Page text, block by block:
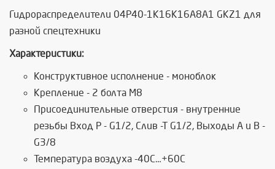
Гидрoраспределители 04Р40-1К16К16A8A1 GKZ1 для
разной спецтехники
Характеристики:
Конструктивное исполнение - моноблок
Крепление - 2 болта М8
Присоединительные отверстия - внутренние
резьбы Вход Р - G1/2, Слив -Т G1/2, Выходы А и В -
G3/8
Температура воздуха -40C…+60C